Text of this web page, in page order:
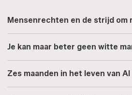
Mensenrechten en de strijd om
Je kan maar beter geen witte
Zes maanden in het leven van AI